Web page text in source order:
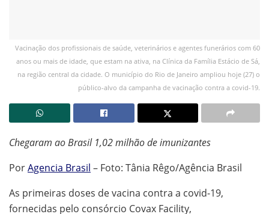
Vacinação dos profissionais de saúde, veterinários e agentes funerários com 60
anos ou mais de idade, que estam na ativa, na Clínica da Família Estácio de Sá,
na região central da cidade. O município do Rio de Janeiro ampliou hoje (27) o
público-alvo da campanha de vacinação contra a covid-19.
Chegaram ao Brasil 1,02 milhão de imunizantes
PorAgencia Brasil – Foto: Tânia Rêgo/Agência Brasil
As primeiras doses de vacina contra a covid-19,
fornecidas pelo consórcio Covax Facility,